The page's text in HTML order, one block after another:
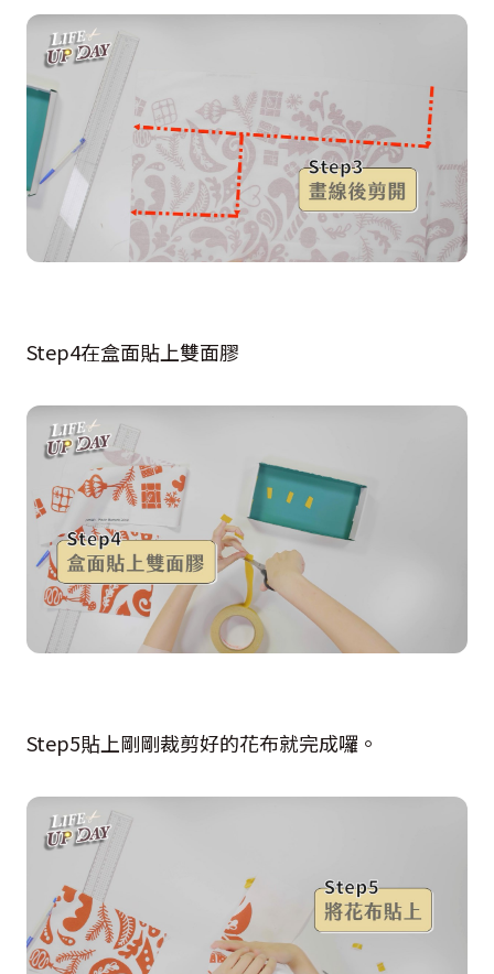
Step4在盒面貼上雙面膠
Step5貼上剛剛裁剪好的花布就完成囉。